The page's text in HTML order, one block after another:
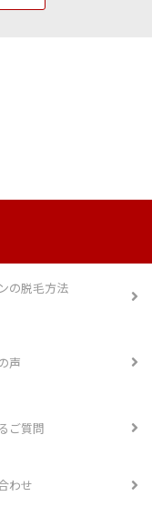
の脱毛方法
声
ご質問
わせ